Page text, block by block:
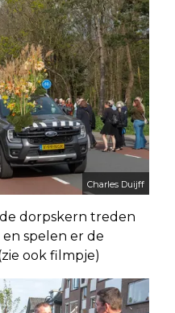
Charles Duijff
dorpskern treden
spelen er de
ook filmpje)